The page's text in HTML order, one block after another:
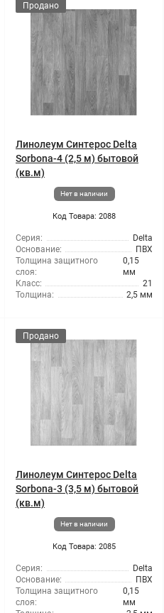
Продано
Линолеум Синтерос Delta
Sorbona-4 (2,5 м) бытовой
(кв.м)
Нет в наличии
Код Товара: 2088
Серия:
Delta
Основание:
ПВХ
Толщина защитного
слоя:
0,15
мм
Класс:
21
Толщина:
2,5 мм
Продано
Линолеум Синтерос Delta
Sorbona-3 (3,5 м) бытовой
(кв.м)
Нет в наличии
Код Товара: 2085
Серия:
Delta
Основание:
ПВХ
Толщина защитного
слоя:
0,15
мм